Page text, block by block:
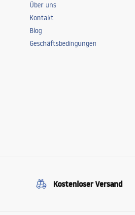
Über uns
Kontakt
Blog
Geschäftsbedingungen
Kostenloser Versand